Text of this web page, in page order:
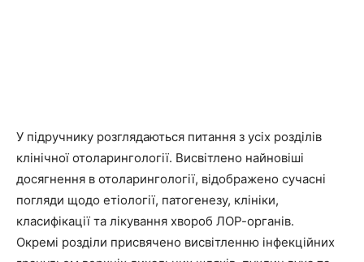
У підручнику розглядаються питання з усіх розділів
клінічної отоларингології. Висвітлено найновіші
досягнення в отоларингології, відображено сучасні
погляди щодо етіології, патогенезу, клініки,
класифікації та лікування хвороб ЛОР-органів.
Окремі розділи присвячено висвітленню інфекційних